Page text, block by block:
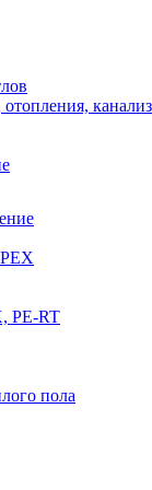
PE-RT
пола